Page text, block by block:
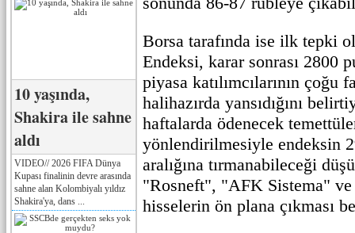
10 yaşında,
Shakira ile sahne
aldı
VIDEO// 2026 FIFA Dünya
Kupası finalinin devre arasında
sahne alan Kolombiyalı yıldız
Shakira'ya, dans ...
Borsa tarafında ise ilk tepki
Endeksi, karar sonrası 2800
piyasa katılımcılarının
halihazırda yansıdığını
haftalarda ödenecek
yönlendirilmesiyle endeksin
aralığına tırmanabileceği
"Rosneft", "AFK Sistema"
hisselerin ön plana çıkması